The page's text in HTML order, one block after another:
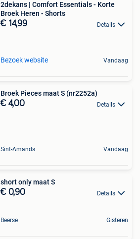
2dekans | Comfort Essentials - Korte
Broek Heren - Shorts
€ 14,99 Details
Bezoek website Vandaag
Broek Pieces maat S (nr2252a)
€ 4,00 Details
Sint-Amands Vandaag
short only maat S
€ 0,90 Details
Beerse Gisteren